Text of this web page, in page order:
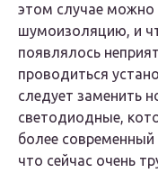
этом случае
шумоизоляцию, и
появлялось
проводиться
следует заменить
светодиодные,
более
что сейчас очень